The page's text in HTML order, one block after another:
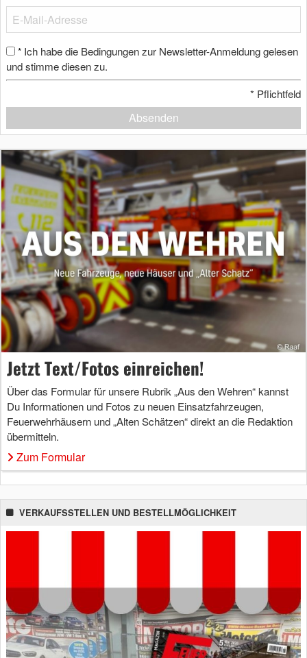
* Ich habe die Bedingungen zur Newsletter-Anmeldung gelesen
und stimme diesen zu.
* Pflichtfeld
Absenden
Jetzt Text/Fotos einreichen!
Über das Formular für unsere Rubrik „Aus den Wehren“ kannst
Du Informationen und Fotos zu neuen Einsatzfahrzeugen,
Feuerwehrhäusern und „Alten Schätzen“ direkt an die Redaktion
übermitteln.
Zum Formular
VERKAUFSSTELLEN UND BESTELLMÖGLICHKEIT